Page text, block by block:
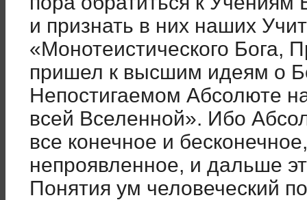
и признать в них наших
«Монотеистического Бога,
пришел к высшим идеям о
Непостигаемом Абсолюте
всей Вселенной». Ибо
все конечное и
непроявленное, и дальше
Понятия ум человеческий